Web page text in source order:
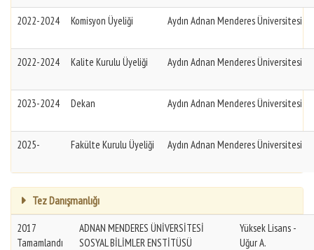
2022-2024 Komisyon Üyeliği Aydın Adnan Menderes Üniversitesi
2022-2024 Kalite Kurulu Üyeliği Aydın Adnan Menderes Üniversitesi
2023-2024 Dekan Aydın Adnan Menderes Üniversitesi
2025- Fakülte Kurulu Üyeliği Aydın Adnan Menderes Üniversitesi
Tez Danışmanlığı
2017
Tamamlandı
ADNAN MENDERES ÜNİVERSİTESİ
SOSYAL BİLİMLER ENSTİTÜSÜ
Yüksek Lisans -
Uğur A.